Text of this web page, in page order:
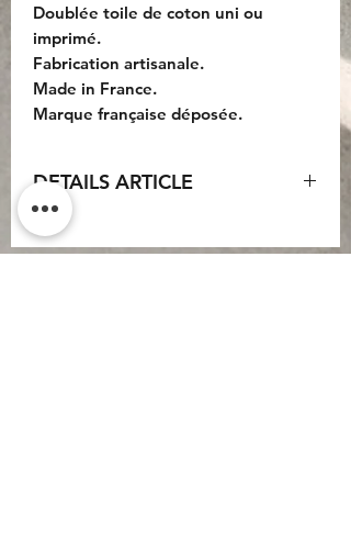
Doublée toile de coton uni ou
imprimé.
Fabrication artisanale.
Made in France.
Marque française déposée.
DETAILS ARTICLE
Pochette grand modèle : 33x21x5cm.